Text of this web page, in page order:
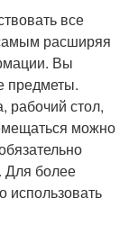
все
расширяя
Вы
предметы.
рабочий стол,
можно
Для более